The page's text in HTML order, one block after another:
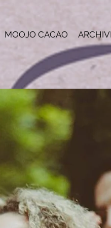
MOOJO CACAO